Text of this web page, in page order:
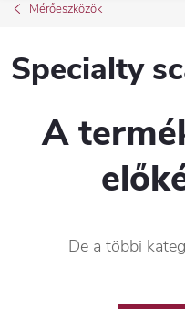
Mérőeszközök
Specialty
A
De a többi